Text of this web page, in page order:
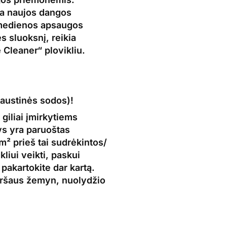
naujos dangos
apsaugos
sluoksnį, reikia
plovikliu.
sodos)!
giliai įmirkytiems
yra paruoštas
prieš tai sudrėkintos/
veikti, paskui
dar kartą.
žemyn, nuolydžio